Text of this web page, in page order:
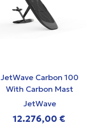
JetWave Carbon 100
With Carbon Mast
JetWave
12.276,00 €